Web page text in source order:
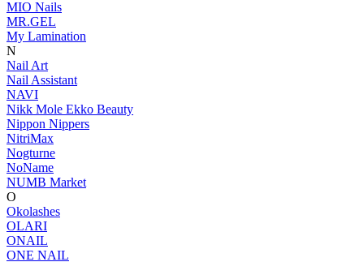
MIO Nails
MR.GEL
My Lamination
N
Nail Art
Nail Assistant
NAVI
Nikk Mole Ekko Beauty
Nippon Nippers
NitriMax
Nogturne
NoName
NUMB Market
O
Okolashes
OLARI
ONAIL
ONE NAIL